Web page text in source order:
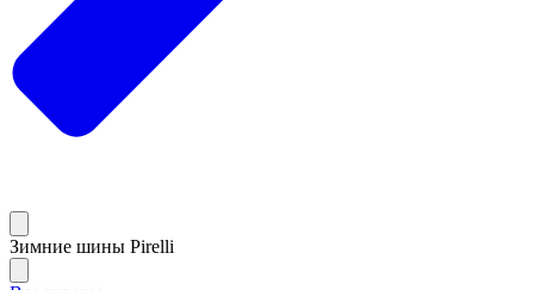
Зимние шины Pirelli